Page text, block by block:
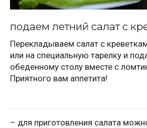
подаем летний салат с
Перекладываем салат с
или на специальную тарелку и
обеденному столу вместе с
Приятного вам аппетита!
– для приготовления салата